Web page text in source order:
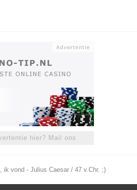
hier? Mail ons
ik vond - Julius Caesar / 47 v.Chr. ;)